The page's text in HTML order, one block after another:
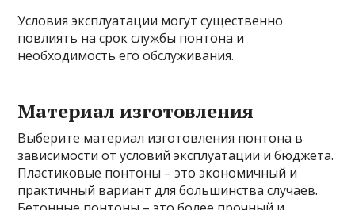
Условия эксплуатации могут существенно
повлиять на срок службы понтона и
необходимость его обслуживания.
Материал изготовления
Выберите материал изготовления понтона в
зависимости от условий эксплуатации и бюджета.
Пластиковые понтоны – это экономичный и
практичный вариант для большинства случаев.